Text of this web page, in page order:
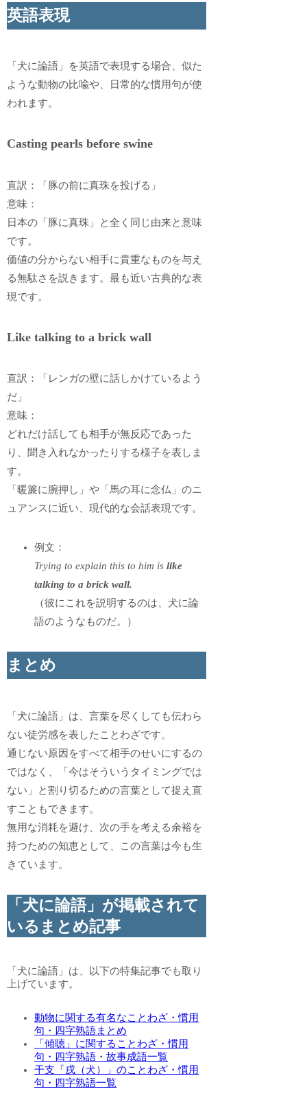
英語表現
「犬に論語」を英語で表現する場合、似た
ような動物の比喩や、日常的な慣用句が使
われます。
Casting pearls before swine
直訳：「豚の前に真珠を投げる」
意味：
日本の「豚に真珠」と全く同じ由来と意味
です。
価値の分からない相手に貴重なものを与え
る無駄さを説きます。最も近い古典的な表
現です。
Like talking to a brick wall
直訳：「レンガの壁に話しかけているよう
だ」
意味：
どれだけ話しても相手が無反応であった
り、聞き入れなかったりする様子を表しま
す。
「暖簾に腕押し」や「馬の耳に念仏」のニ
ュアンスに近い、現代的な会話表現です。
例文：
Trying to explain this to him islike
talking to a brick wall.
（彼にこれを説明するのは、犬に論
語のようなものだ。）
まとめ
「犬に論語」は、言葉を尽くしても伝わら
ない徒労感を表したことわざです。
通じない原因をすべて相手のせいにするの
ではなく、「今はそういうタイミングでは
ない」と割り切るための言葉として捉え直
すこともできます。
無用な消耗を避け、次の手を考える余裕を
持つための知恵として、この言葉は今も生
きています。
「犬に論語」が掲載されて
いるまとめ記事
「犬に論語」は、以下の特集記事でも取り
上げています。
動物に関する有名なことわざ・慣用
句・四字熟語まとめ
「傾聴」に関することわざ・慣用
句・四字熟語・故事成語一覧
干支「戌（犬）」のことわざ・慣用
句・四字熟語一覧